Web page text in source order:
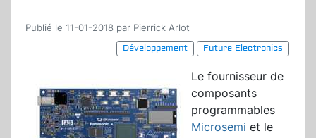
Publié le 11-01-2018 par Pierrick Arlot
Développement
Future Electronics
Le fournisseur de
composants
programmables
Microsemi et le